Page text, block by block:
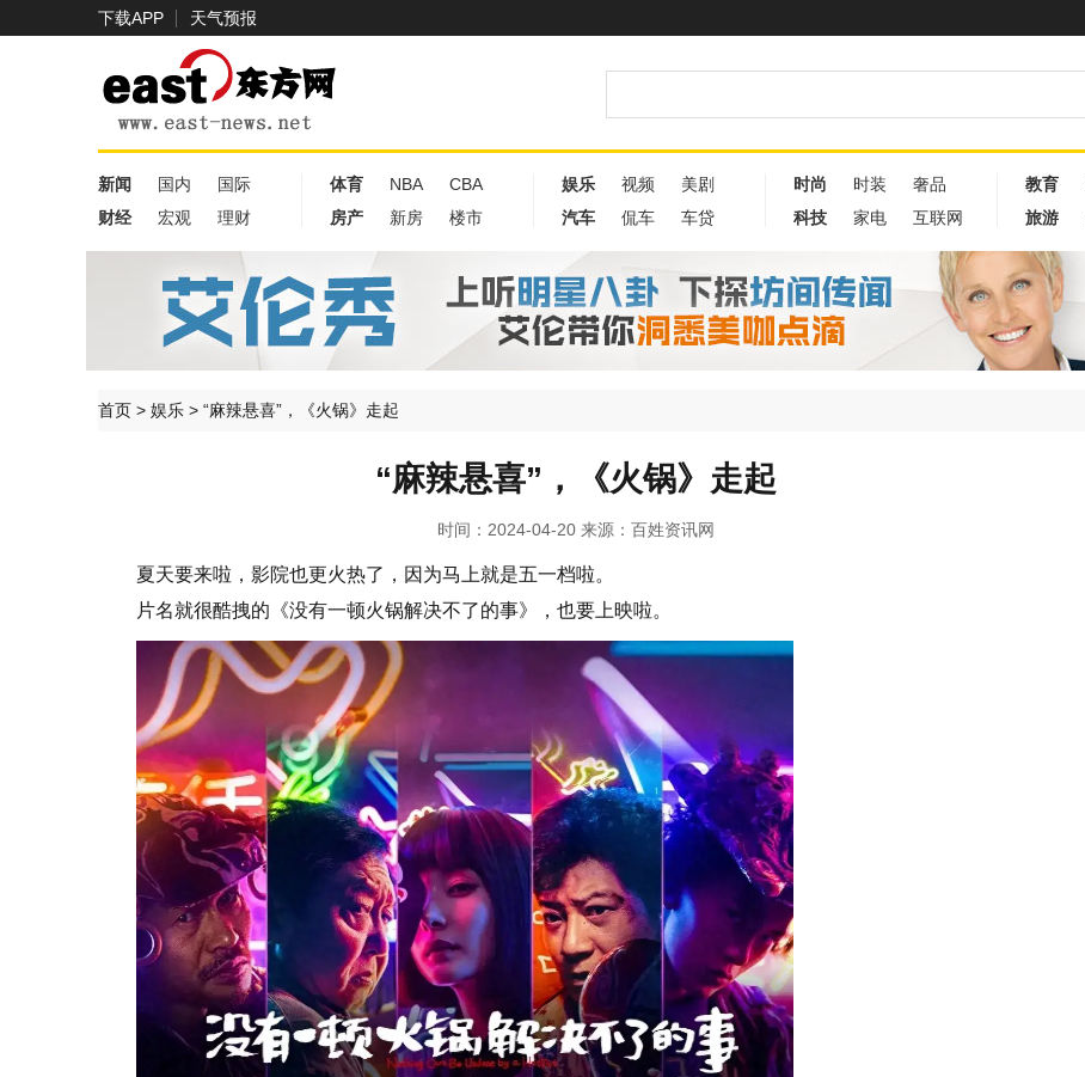
下载APP 天气预报
新闻 国内
国际
财经
宏观 理财
体育 NBA
CBA
房产
新房 楼市
娱乐 视频
美剧
汽车
侃车 车贷
时尚 时装
奢品
科技
家电 互联网
教育
旅游
首页 > 娱乐 > “麻辣悬喜”，《火锅》走起
“麻辣悬喜”，《火锅》走起
时间：2024-04-20 来源：百姓资讯网
夏天要来啦，影院也更火热了，因为马上就是五一档啦。
片名就很酷拽的《没有一顿火锅解决不了的事》，也要上映啦。